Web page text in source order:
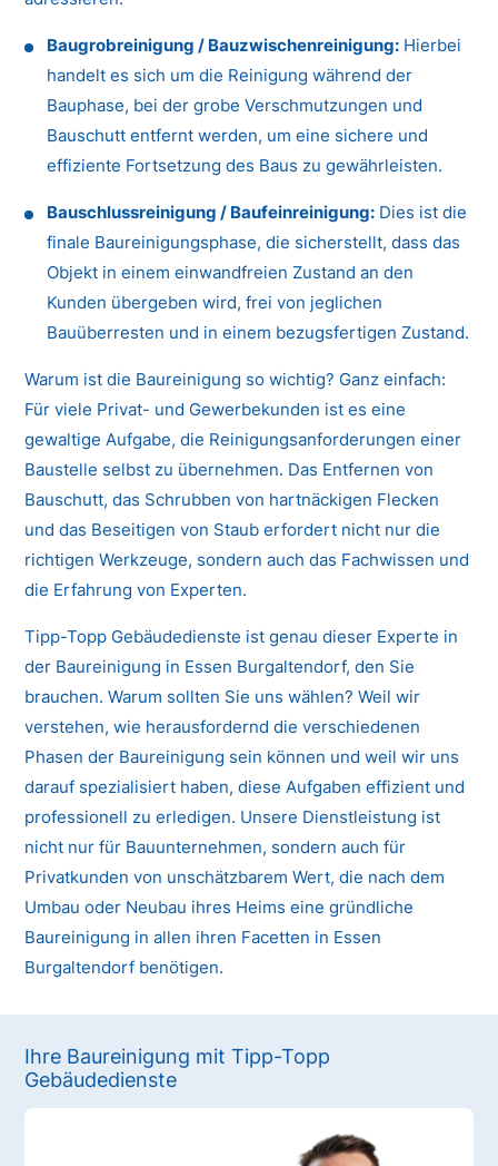
Baugrobreinigung / Bauzwischenreinigung: Hierbei
handelt es sich um die Reinigung während der
Bauphase, bei der grobe Verschmutzungen und
Bauschutt entfernt werden, um eine sichere und
effiziente Fortsetzung des Baus zu gewährleisten.
Bauschlussreinigung / Baufeinreinigung: Dies ist die
finale Baureinigungsphase, die sicherstellt, dass das
Objekt in einem einwandfreien Zustand an den
Kunden übergeben wird, frei von jeglichen
Bauüberresten und in einem bezugsfertigen Zustand.
Warum ist die Baureinigung so wichtig? Ganz einfach:
Für viele Privat- und Gewerbekunden ist es eine
gewaltige Aufgabe, die Reinigungsanforderungen einer
Baustelle selbst zu übernehmen. Das Entfernen von
Bauschutt, das Schrubben von hartnäckigen Flecken
und das Beseitigen von Staub erfordert nicht nur die
richtigen Werkzeuge, sondern auch das Fachwissen und
die Erfahrung von Experten.
Tipp-Topp Gebäudedienste ist genau dieser Experte in
der Baureinigung in Essen Burgaltendorf, den Sie
brauchen. Warum sollten Sie uns wählen? Weil wir
verstehen, wie herausfordernd die verschiedenen
Phasen der Baureinigung sein können und weil wir uns
darauf spezialisiert haben, diese Aufgaben effizient und
professionell zu erledigen. Unsere Dienstleistung ist
nicht nur für Bauunternehmen, sondern auch für
Privatkunden von unschätzbarem Wert, die nach dem
Umbau oder Neubau ihres Heims eine gründliche
Baureinigung in allen ihren Facetten in Essen
Burgaltendorf benötigen.
Ihre Baureinigung mit Tipp-Topp
Gebäudedienste